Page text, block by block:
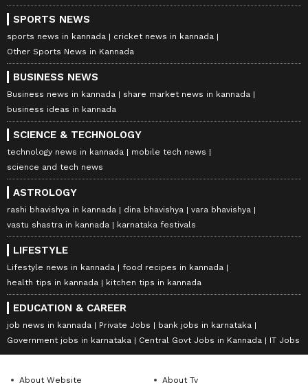
SPORTS NEWS
sports news in kannada
cricket news in kannada
Other Sports News in Kannada
BUSINESS NEWS
Business news in kannada
share market news in kannada
business ideas in kannada
SCIENCE & TECHNOLOGY
technology news in kannada
mobile tech news
science and tech news
ASTROLOGY
rashi bhavishya in kannada dina bhavishya
vara bhavishya
vastu shastra in kannada
karnataka festivals
LIFESTYLE
Lifestyle news in kannada
food recipes in kannada
health tips in kannada
kitchen tips in kannada
EDUCATION & CAREER
job news in kannada Private Jobs
bank jobs in karnataka
Government jobs in karnataka
Central Govt Jobs in Kannada IT Jobs
About Website About Tv